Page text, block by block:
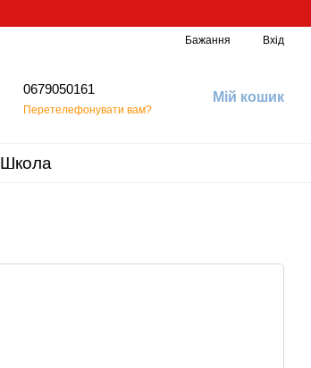
Бажання Вхід
0679050161
Перетелефонувати вам?
Мій кошик
Школа